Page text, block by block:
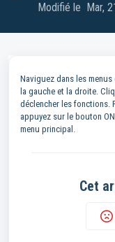
Modifié le Mar,
Naviguez dans les
la gauche et la droite.
déclencher les fonctions.
appuyez sur le bouton
menu principal.
Cet